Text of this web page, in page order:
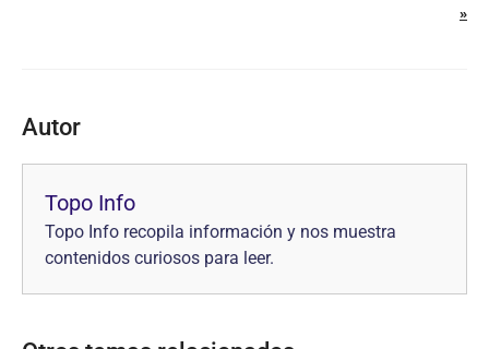
»
Autor
Topo Info
Topo Info recopila información y nos muestra
contenidos curiosos para leer.